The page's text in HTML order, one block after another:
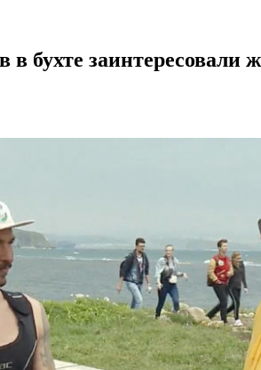
бухте заинтересовали